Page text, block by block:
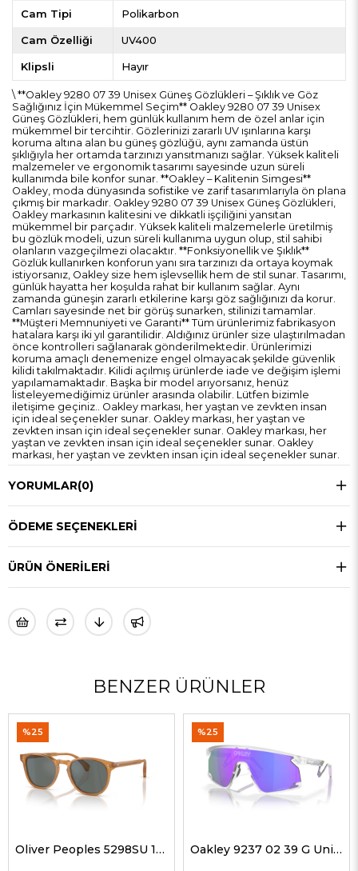
Cam Tipi Polikarbon
Cam Özelliği UV400
Klipsli Hayır
\ **Oakley 9280 07 39 Unisex Güneş Gözlükleri – Şıklık ve Göz
Sağlığınız İçin Mükemmel Seçim** Oakley 9280 07 39 Unisex
Güneş Gözlükleri, hem günlük kullanım hem de özel anlar için
mükemmel bir tercihtir. Gözlerinizi zararlı UV ışınlarına karşı
koruma altına alan bu güneş gözlüğü, aynı zamanda üstün
şıklığıyla her ortamda tarzınızı yansıtmanızı sağlar. Yüksek kaliteli
malzemeler ve ergonomik tasarımı sayesinde uzun süreli
kullanımda bile konfor sunar. **Oakley – Kalitenin Simgesi**
Oakley, moda dünyasında sofistike ve zarif tasarımlarıyla ön plana
çıkmış bir markadır. Oakley 9280 07 39 Unisex Güneş Gözlükleri,
Oakley markasının kalitesini ve dikkatli işçiliğini yansıtan
mükemmel bir parçadır. Yüksek kaliteli malzemelerle üretilmiş
bu gözlük modeli, uzun süreli kullanıma uygun olup, stil sahibi
olanların vazgeçilmezi olacaktır. **Fonksiyonellik ve Şıklık**
Gözlük kullanırken konforun yanı sıra tarzınızı da ortaya koymak
istiyorsanız, Oakley size hem işlevsellik hem de stil sunar. Tasarımı,
günlük hayatta her koşulda rahat bir kullanım sağlar. Aynı
zamanda güneşin zararlı etkilerine karşı göz sağlığınızı da korur.
Camları sayesinde net bir görüş sunarken, stilinizi tamamlar.
**Müşteri Memnuniyeti ve Garanti** Tüm ürünlerimiz fabrikasyon
hatalara karşı iki yıl garantilidir. Aldığınız ürünler size ulaştırılmadan
önce kontrolleri sağlanarak gönderilmektedir. Ürünlerimizi
koruma amaçlı denemenize engel olmayacak şekilde güvenlik
kilidi takılmaktadır. Kilidi açılmış ürünlerde iade ve değişim işlemi
yapılamamaktadır. Başka bir model arıyorsanız, henüz
listeleyemediğimiz ürünler arasında olabilir. Lütfen bizimle
iletişime geçiniz.. Oakley markası, her yaştan ve zevkten insan
için ideal seçenekler sunar. Oakley markası, her yaştan ve
zevkten insan için ideal seçenekler sunar. Oakley markası, her
yaştan ve zevkten insan için ideal seçenekler sunar. Oakley
markası, her yaştan ve zevkten insan için ideal seçenekler sunar.
YORUMLAR(0)
ÖDEME SEÇENEKLERI
ÜRÜN ÖNERILERI
BENZER ÜRÜNLER
Oliver Peoples 5298SU 1578W5 51 G Unisex Güneş Gözlükleri
%25
Oakley 9237 02 39 G Unisex Güneş Gözlükleri
%25